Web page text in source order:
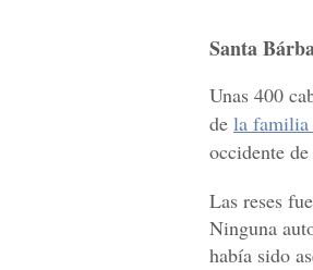
Santa
Unas 400
de la familia
occidente
Las reses
Ninguna
había sido